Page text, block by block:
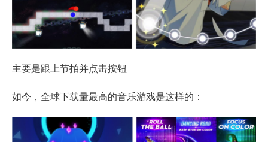
主要是跟上节拍并点击按钮
如今，全球下载量最高的音乐游戏是这样的：